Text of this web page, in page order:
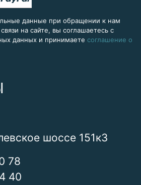
данные при обращении к нам
на сайте, вы соглашаетесь с
данных и принимаете соглашение о
шоссе 151к3
78
40